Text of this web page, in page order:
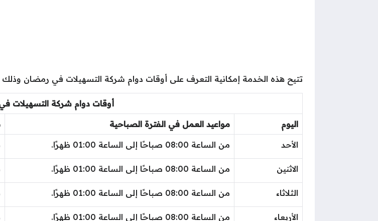
تتيح هذه الخدمة إمكانية التعرف على أوقات دوام شركة التسهيلات في رمضان وذلك
أوقات دوام شركة التسهيلات
اليوم مواعيد العمل في الفترة الصباحية
الأحد من الساعة 08:00 صباحًا إلى الساعة 01:00 ظهرًا.
الاثنين من الساعة 08:00 صباحًا إلى الساعة 01:00 ظهرًا.
الثلاثاء من الساعة 08:00 صباحًا إلى الساعة 01:00 ظهرًا.
الأربعاء من الساعة 08:00 صباحًا إلى الساعة 01:00 ظهرًا.